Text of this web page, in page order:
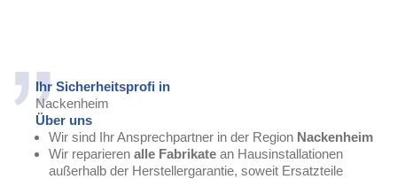
Ihr Sicherheitsprofi in
Nackenheim
Über uns
Wir sind Ihr Ansprechpartner in der Region Nackenheim
Wir reparieren alle Fabrikate an Hausinstallationen
außerhalb der Herstellergarantie, soweit Ersatzteile